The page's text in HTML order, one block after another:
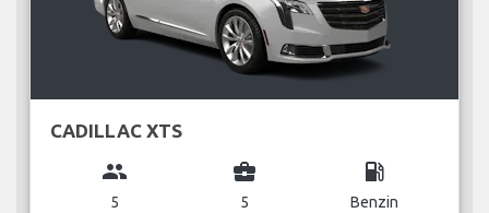
CADILLAC XTS
group
5
business_center
5
local_gas_station
Benzin